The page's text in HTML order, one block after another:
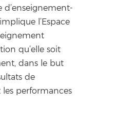
l’Espace
qu’elle soit
dans le but
de
les performances